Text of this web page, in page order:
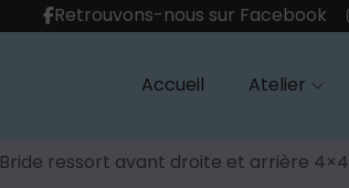
Retrouvons-nous sur Facebook
Accueil Atelier
Bride ressort avant droite et arrière 4×4